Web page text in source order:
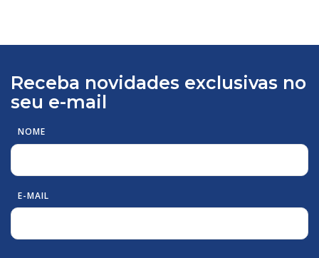
Receba novidades exclusivas no
seu e-mail
NOME
E-MAIL